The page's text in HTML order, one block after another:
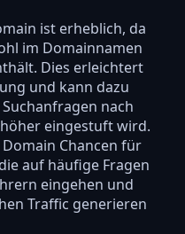
ist erheblich, da
im Domainnamen
Dies erleichtert
und kann dazu
nach
eingestuft wird.
Chancen für
auf häufige Fragen
eingehen und
Traffic generieren